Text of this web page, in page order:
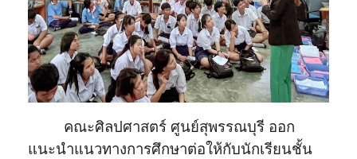
คณะศิลปศาสตร์ ศูนย์สุพรรณบุรี ออก
แนะนำแนวทางการศึกษาต่อให้กับนักเรียนชั้น